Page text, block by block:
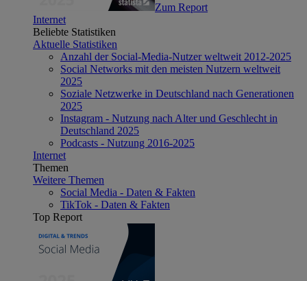
Zum Report
Internet
Beliebte Statistiken
Aktuelle Statistiken
Anzahl der Social-Media-Nutzer weltweit 2012-2025
Social Networks mit den meisten Nutzern weltweit
2025
Soziale Netzwerke in Deutschland nach Generationen
2025
Instagram - Nutzung nach Alter und Geschlecht in
Deutschland 2025
Podcasts - Nutzung 2016-2025
Internet
Themen
Weitere Themen
Social Media - Daten & Fakten
TikTok - Daten & Fakten
Top Report